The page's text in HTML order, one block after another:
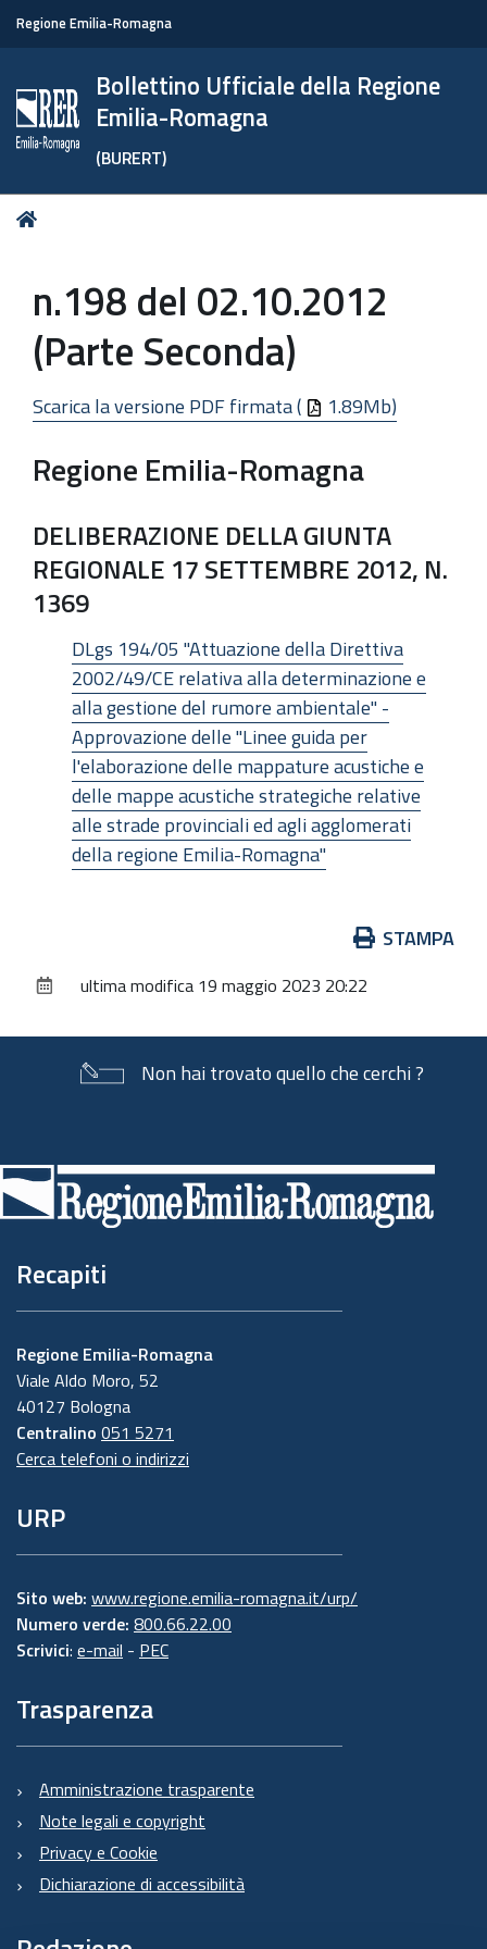
Regione Emilia-Romagna
Bollettino Ufficiale della Regione
Emilia-Romagna
(BURERT)
Tu
n.198 del 02.10.2012
(Parte Seconda)
Scarica la versione PDF firmata ( 1.89Mb)
Regione Emilia-Romagna
DELIBERAZIONE DELLA GIUNTA
REGIONALE 17 SETTEMBRE 2012, N.
1369
DLgs 194/05 "Attuazione della Direttiva
2002/49/CE relativa alla determinazione e
alla gestione del rumore ambientale" -
Approvazione delle "Linee guida per
l'elaborazione delle mappature acustiche e
delle mappe acustiche strategiche relative
alle strade provinciali ed agli agglomerati
della regione Emilia-Romagna"
documento
STAMPA
ultima modifica 19 maggio 2023 20:22
Non hai trovato quello che cerchi ?
di
pagina
Recapiti
Regione Emilia-Romagna
Viale Aldo Moro, 52
40127 Bologna
Centralino 051 5271
Cerca telefoni o indirizzi
URP
Sito web: www.regione.emilia-romagna.it/urp/
Numero verde: 800.66.22.00
Scrivici: e-mail - PEC
Trasparenza
Amministrazione trasparente
Note legali e copyright
Privacy e Cookie
Dichiarazione di accessibilità